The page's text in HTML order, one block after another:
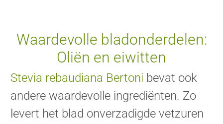
Waardevolle bladonderdelen:
Oliën en eiwitten
Stevia rebaudiana Bertoni bevat ook
andere waardevolle ingrediënten. Zo
levert het blad onverzadigde vetzuren